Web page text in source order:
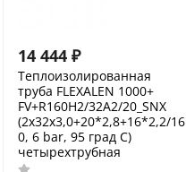
14 444 ₽
Теплоизолированная
труба FLEXALEN 1000+
FV+R160H2/32A2/20_SNX
(2x32x3,0+20*2,8+16*2,2/16
0, 6 bar, 95 град С)
четырехтрубная